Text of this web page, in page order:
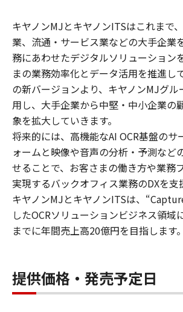
キヤノンMJとキヤノンITSはこれまで
業、流通・サービス業などの大手企業
務にあわせたデジタルソリューション
まの業務効率化とデータ活用を推進し
の新バージョンより、キヤノンMJグ
用し、大手企業から中堅・中小企業の
象を拡大していきます。
将来的には、高機能なAI OCR基盤のサ
ォームと映像や音声の分析・予測など
せることで、お客さまの働き方や業務
実現するバックオフィス業務のDXを支
キヤノンMJとキヤノンITSは、
したOCRソリューションビジネス領域
までに年間売上高20億円を目指します。
提供価格・発売予定日